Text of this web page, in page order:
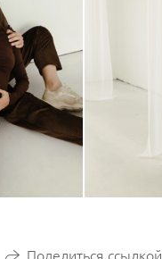
Поделиться ссылкой